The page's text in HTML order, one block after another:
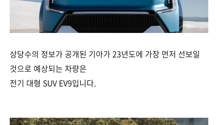
상당수의 정보가 공개된 기아가 23년도에 가장 먼저 선보일
것으로 예상되는 차량은
전기 대형 SUV EV9입니다.